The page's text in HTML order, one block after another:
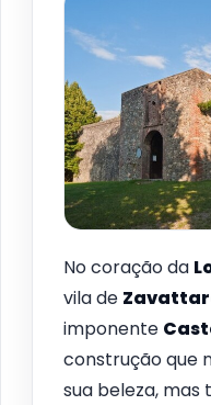
No coração da
vila de
imponente
construção que
sua beleza,